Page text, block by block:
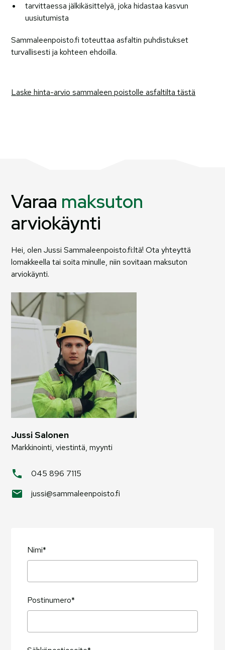
tarvittaessa jälkikäsittelyä, joka hidastaa kasvun
uusiutumista
Sammaleenpoisto.fi toteuttaa asfaltin puhdistukset
turvallisesti ja kohteen ehdoilla.
Laske hinta-arvio sammaleen poistolle asfaltilta tästä
Varaa maksuton
arviokäynti
Hei, olen Jussi Sammaleenpoisto.fi:ltä! Ota yhteyttä
lomakkeella tai soita minulle, niin sovitaan maksuton
arviokäynti.
Jussi Salonen
Markkinointi, viestintä, myynti
045 896 7115
jussi@sammaleenpoisto.fi
Nimi*
Postinumero*